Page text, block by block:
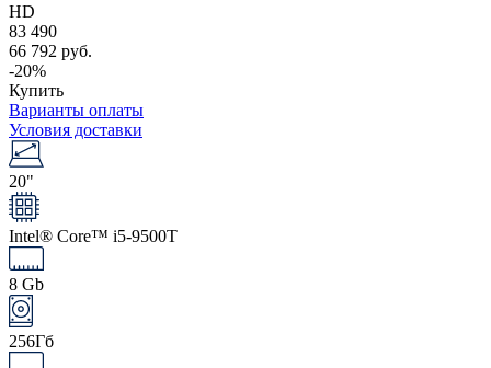
HD
83 490
66 792 руб.
-20%
Купить
Варианты оплаты
Условия доставки
20"
Intel® Core™ i5-9500T
8 Gb
256Гб